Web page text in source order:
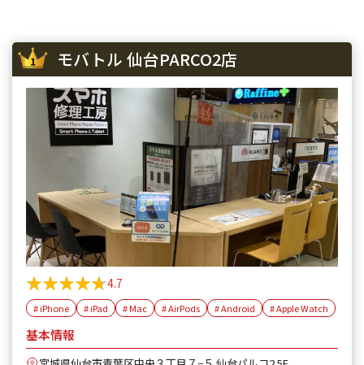
iPhone 13 mini
iPhone 13 Pro
iPhone 13 Pro Max
iPhone 12 mini
iPhone 12 Pro Max
iPhone 12
iPhone SE 2
iPhone 11
iPhone 11 Pro
¥50,100
¥69,100
¥80,100
¥27,600
¥40,600
¥51,100
¥37,100
¥30,100
¥30,600
¥44,000
¥57,000
¥68,000
¥18,000
¥37,000
¥46,000
¥29,500
¥23,000
¥27,000
モバトル 仙台PARCO2店
★★★★★
★★★★★4.7
# iPhone # iPad # Mac # AirPods # Android # Apple Watch
基本情報